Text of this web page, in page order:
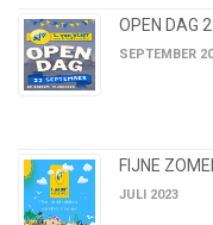
OPEN DAG
SEPTEMBER
FIJNE
JULI 2023